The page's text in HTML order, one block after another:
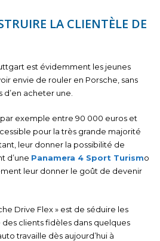
LA CLIENTÈLE DE
est évidemment les jeunes
envie de rouler en Porsche, sans
acheter une.
exemple entre 90 000 euros et
pour la très grande majorité
leur donner la possibilité de
d’une Panamera 4 Sport Turismo
leur donner le goût de devenir
Drive Flex » est de séduire les
clients fidèles dans quelques
travaille dès aujourd’hui à